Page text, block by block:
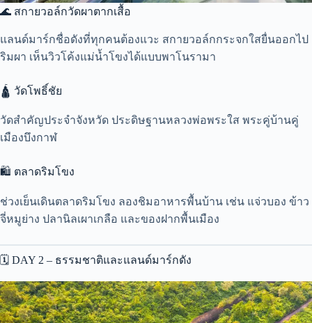
🌊 สกายวอล์กวัดผาตากเสื้อ
แลนด์มาร์กชื่อดังที่ทุกคนต้องแวะ สกายวอล์กกระจกใสยื่นออกไป
ริมผา เห็นวิวโค้งแม่น้ำโขงได้แบบพาโนรามา
🛕 วัดโพธิ์ชัย
วัดสำคัญประจำจังหวัด ประดิษฐานหลวงพ่อพระใส พระคู่บ้านคู่
เมืองบึงกาฬ
🛍 ตลาดริมโขง
ช่วงเย็นเดินตลาดริมโขง ลองชิมอาหารพื้นบ้าน เช่น แจ่วบอง ข้าว
จี่หมูย่าง ปลานิลเผาเกลือ และของฝากพื้นเมือง
🗓️ DAY 2 – ธรรมชาติและแลนด์มาร์กดัง